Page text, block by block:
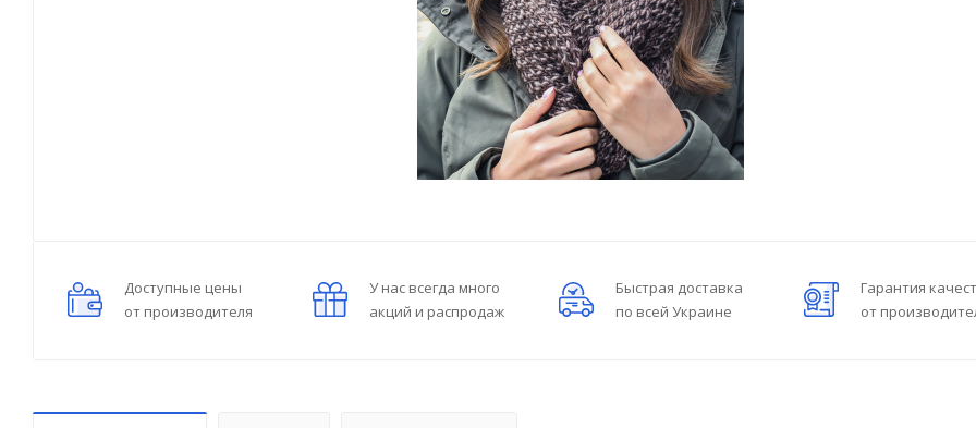
Доступные цены
от производителя
У нас всегда много
акций и распродаж
Быстрая доставка
по всей Украине
Гарантия
от